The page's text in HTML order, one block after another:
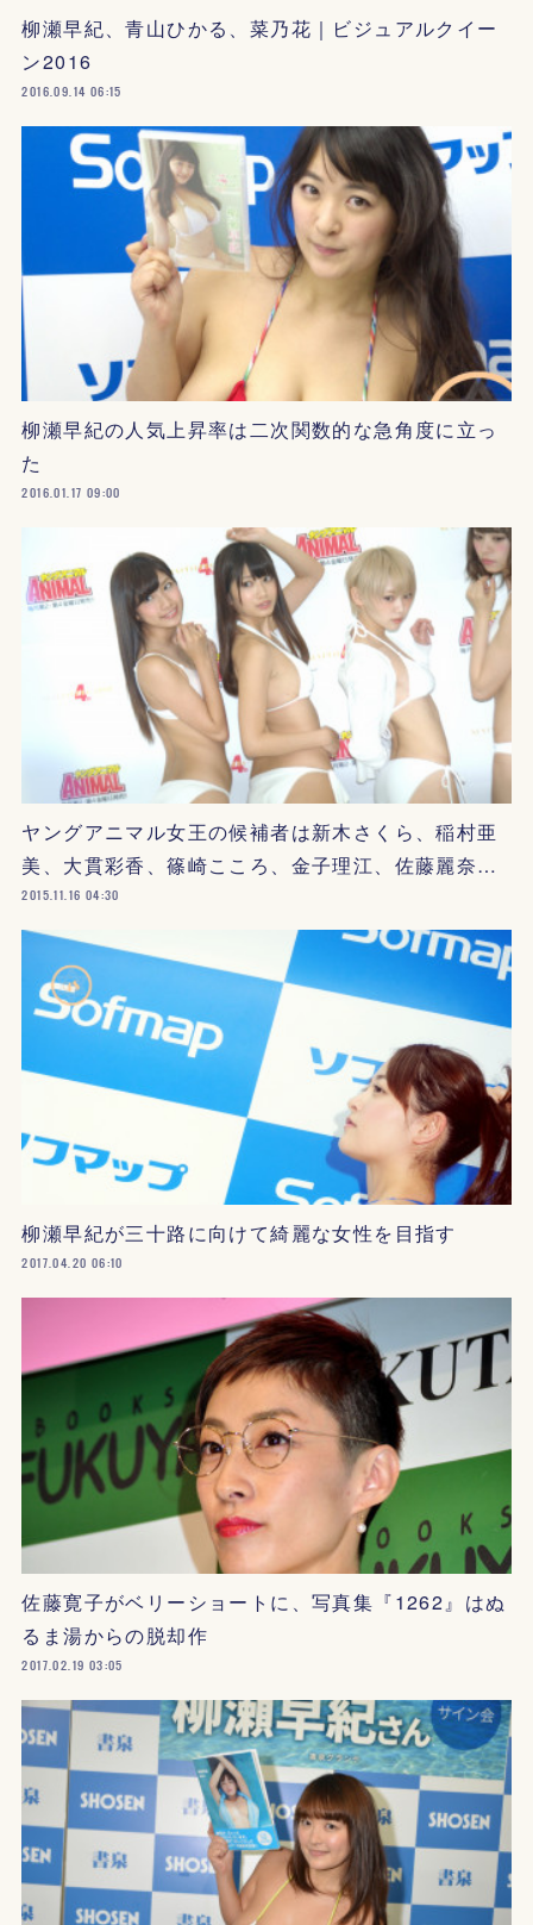
柳瀬早紀、青山ひかる、菜乃花｜ビジュアルクイー
ン2016
2016.09.14 06:15
柳瀬早紀の人気上昇率は二次関数的な急角度に立っ
た
2016.01.17 09:00
ヤングアニマル女王の候補者は新木さくら、稲村亜
美、大貫彩香、篠崎こころ、金子理江、佐藤麗奈…
2015.11.16 04:30
柳瀬早紀が三十路に向けて綺麗な女性を目指す
2017.04.20 06:10
佐藤寛子がベリーショートに、写真集『1262』はぬ
るま湯からの脱却作
2017.02.19 03:05